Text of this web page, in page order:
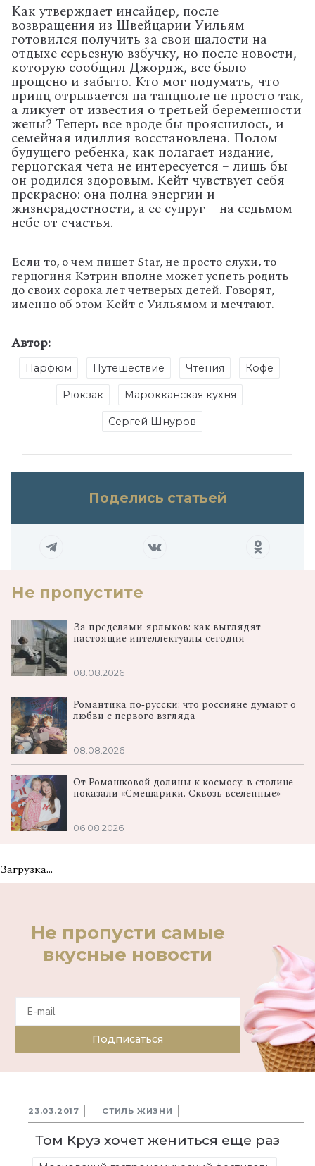
Как утверждает инсайдер, после
возвращения из Швейцарии Уильям
готовился получить за свои шалости на
отдыхе серьезную взбучку, но после новости,
которую сообщил Джордж, все было
прощено и забыто. Кто мог подумать, что
принц отрывается на танцполе не просто так,
а ликует от известия о третьей беременности
жены? Теперь все вроде бы прояснилось, и
семейная идиллия восстановлена. Полом
будущего ребенка, как полагает издание,
герцогская чета не интересуется – лишь бы
он родился здоровым. Кейт чувствует себя
прекрасно: она полна энергии и
жизнерадостности, а ее супруг – на седьмом
небе от счастья.
Если то, о чем пишетStar, не просто слухи, то
герцогиня Кэтрин вполне может успеть родить
до своих сорока лет четверых детей. Говорят,
именно об этом Кейт с Уильямом и мечтают.
Автор:
Парфюм Путешествие Чтения Кофе
Рюкзак Марокканская кухня
Сергей Шнуров
Поделись статьей
Не пропустите
За пределами ярлыков: как выглядят
настоящие интеллектуалы сегодня
08.08.2026
Романтика по‑русски: что россияне думают о
любви с первого взгляда
08.08.2026
От Ромашковой долины к космосу: в столице
показали «Смешарики. Сквозь вселенные»
06.08.2026
Загрузка...
Не пропусти самые
вкусные новости
Подписаться
23.03.2017 СТИЛЬ ЖИЗНИ
Том Круз хочет жениться еще раз